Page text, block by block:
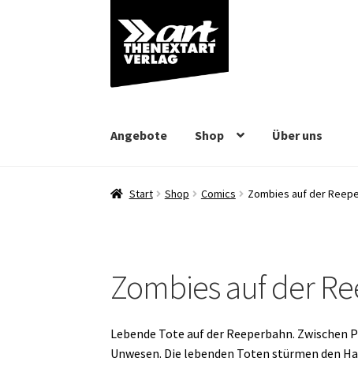
Zur
Navigation
springen
Zum
Inhalt
springen
Angebote Shop Über uns
Start Shop Comics Zombies auf der
Zombies auf der
Lebende Tote auf der Reeperbahn.
Unwesen. Die lebenden Toten stürmen den